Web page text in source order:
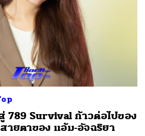
789 Survival ก้าวต่อไปของ
สายตาของ แอ้ม-อัจฉริยา
TWEET LINE EMAIL